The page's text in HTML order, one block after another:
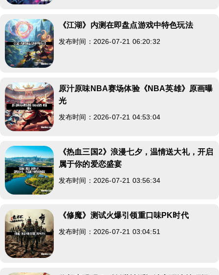
《江湖》内测在即盘点游戏中特色玩法
发布时间：2026-07-21 06:20:32
原汁原味NBA赛场体验《NBA英雄》原画曝
光
发布时间：2026-07-21 04:53:04
《热血三国2》浪漫七夕，温情送大礼，开启
属于你的爱恋盛宴
发布时间：2026-07-21 03:56:34
《修魔》测试火爆引领重口味PK时代
发布时间：2026-07-21 03:04:51